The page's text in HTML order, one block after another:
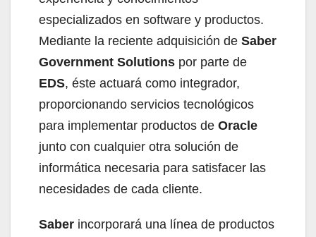
especializados en software y productos.
Mediante la reciente adquisición de Saber
Government Solutions por parte de
EDS, éste actuará como integrador,
proporcionando servicios tecnológicos
para implementar productos de Oracle
junto con cualquier otra solución de
informática necesaria para satisfacer las
necesidades de cada cliente.
Saber incorporará una línea de productos